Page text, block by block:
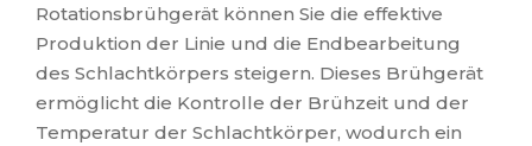
Rotationsbrühgerät können Sie die effektive
Produktion der Linie und die Endbearbeitung
des Schlachtkörpers steigern. Dieses Brühgerät
ermöglicht die Kontrolle der Brühzeit und der
Temperatur der Schlachtkörper, wodurch ein